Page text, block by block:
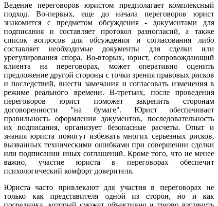
Ведение переговоров юристом предполагает комплексный
подход. Во-первых, еще до начала переговоров юрист
знакомится с предметом обсуждения - документами для
подписания и составляет протокол разногласий, а также
список вопросов для обсуждения и согласования либо
составляет необходимые документы для сделки или
урегулирования спора. Во-вторых, юрист, сопровождающий
клиента на переговорах, может оперативно оценить
предложение другой стороны с точки зрения правовых рисков
и последствий, внести замечания и согласовать изменения в
режиме реального времени. В-третьих, после проведения
переговоров юрист поможет закрепить сторонам
договоренности "на бумаге". Юрист обеспечивает
правильность оформления документов, последовательность
их подписания, организует безопасные расчеты. Опыт и
знания юриста помогут избежать многих серьезных рисков,
вызванных техническими ошибками при совершении сделки
или подписании иных соглашений. Кроме того, что не менее
важно, участие юриста в переговорах обеспечит
психологический комфорт доверителя.
Юриста часто привлекают для участия в переговорах не
только как представителя одной из сторон, но и как